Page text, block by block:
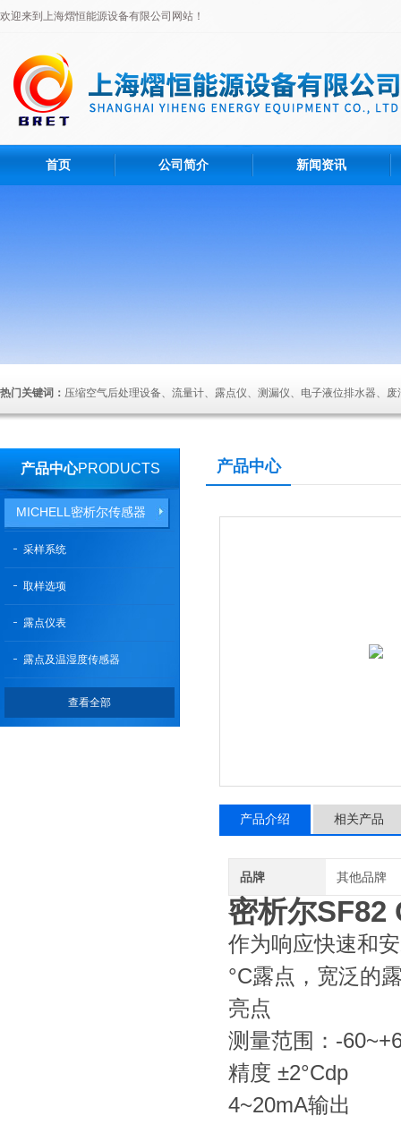
欢迎来到上海熠恒能源设备有限公司网站！
首页 公司简介 新闻资讯
热门关键词： 压缩空气后处理设备、流量计、露点仪、测漏仪、电子液位排水器、
产品中心PRODUCTS
MICHELL密析尔传感器
采样系统
取样选项
露点仪表
露点及温湿度传感器
查看全部
产品中心
产品介绍 相关产品
品牌 其他品牌
密析尔SF82
作为响应快速和
°C露点，宽泛的
亮点
测量范围：-
精度 ±2°Cdp
4~20mA输出